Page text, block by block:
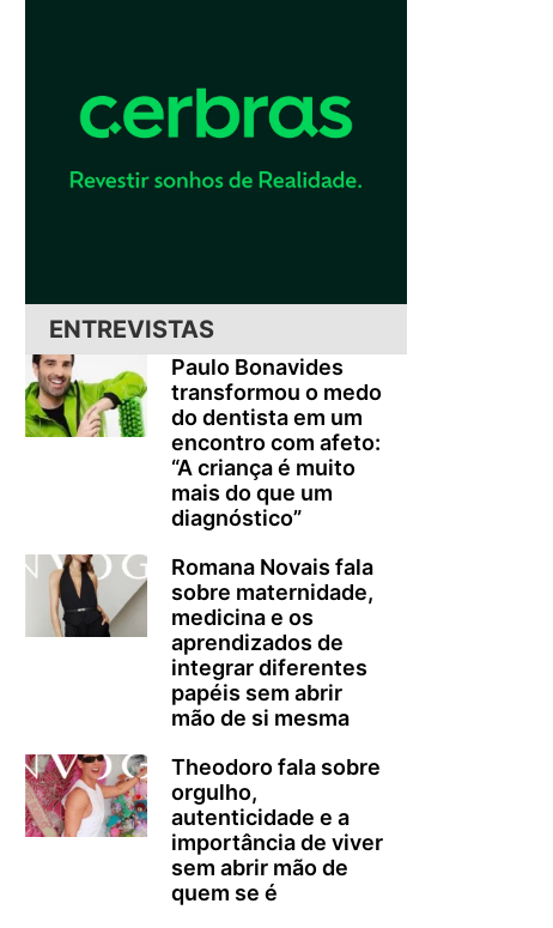
ENTREVISTAS
Paulo Bonavides
transformou o medo
do dentista em um
encontro com afeto:
“A criança é muito
mais do que um
diagnóstico”
Romana Novais fala
sobre maternidade,
medicina e os
aprendizados de
integrar diferentes
papéis sem abrir
mão de si mesma
Theodoro fala sobre
orgulho,
autenticidade e a
importância de viver
sem abrir mão de
quem se é